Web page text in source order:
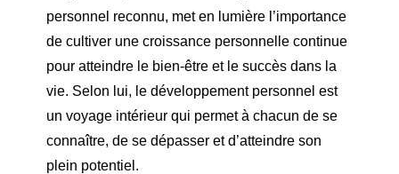
personnel reconnu, met en lumière l’importance
de cultiver une croissance personnelle continue
pour atteindre le bien-être et le succès dans la
vie. Selon lui, le développement personnel est
un voyage intérieur qui permet à chacun de se
connaître, de se dépasser et d’atteindre son
plein potentiel.